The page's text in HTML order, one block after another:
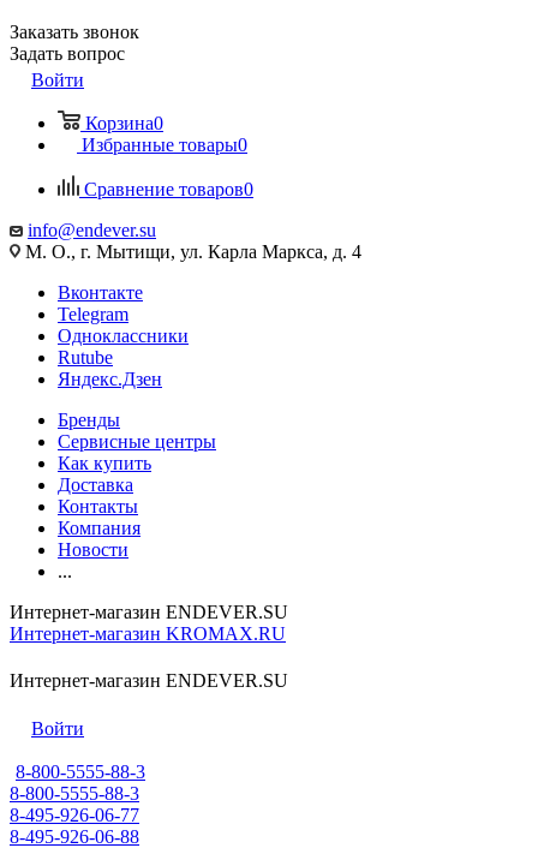
Заказать звонок
Задать вопрос
Войти
Корзина0
Избранные товары0
Сравнение товаров0
info@endever.su
М. О., г. Мытищи, ул. Карла Маркса, д. 4
Вконтакте
Telegram
Одноклассники
Rutube
Яндекс.Дзен
Бренды
Сервисные центры
Как купить
Доставка
Контакты
Компания
Новости
...
Интернет-магазин ENDEVER.SU
Интернет-магазин KROMAX.RU
Интернет-магазин ENDEVER.SU
Войти
8-800-5555-88-3
8-800-5555-88-3
8-495-926-06-77
8-495-926-06-88